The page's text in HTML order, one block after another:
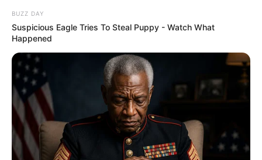
BUZZ DAY
Suspicious Eagle Tries To Steal Puppy - Watch What
Happened